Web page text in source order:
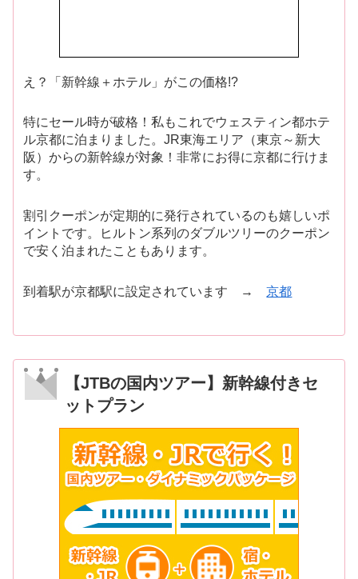
え？「新幹線＋ホテル」がこの価格!?
特にセール時が破格！私もこれでウェスティン都ホテ
ル京都に泊まりました。JR東海エリア（東京～新大
阪）からの新幹線が対象！非常にお得に京都に行けま
す。
割引クーポンが定期的に発行されているのも嬉しいポ
イントです。ヒルトン系列のダブルツリーのクーポン
で安く泊まれたこともあります。
到着駅が京都駅に設定されています →京都
【JTBの国内ツアー】新幹線付きセ
ットプラン